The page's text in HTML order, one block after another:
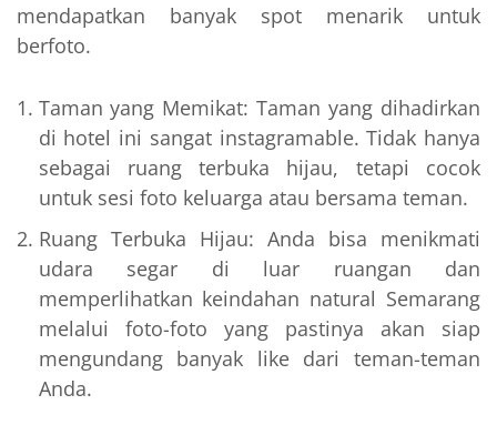
mendapatkan banyak spot menarik untuk
berfoto.
Taman yang Memikat: Taman yang dihadirkan
di hotel ini sangat instagramable. Tidak hanya
sebagai ruang terbuka hijau, tetapi cocok
untuk sesi foto keluarga atau bersama teman.
Ruang Terbuka Hijau: Anda bisa menikmati
udara segar di luar ruangan dan
memperlihatkan keindahan natural Semarang
melalui foto-foto yang pastinya akan siap
mengundang banyak like dari teman-teman
Anda.